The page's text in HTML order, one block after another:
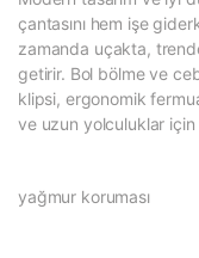
çantasını hem işe
zamanda uçakta,
getirir. Bol bölme ve
klipsi, ergonomik
ve uzun yolculuklar için
yağmur koruması